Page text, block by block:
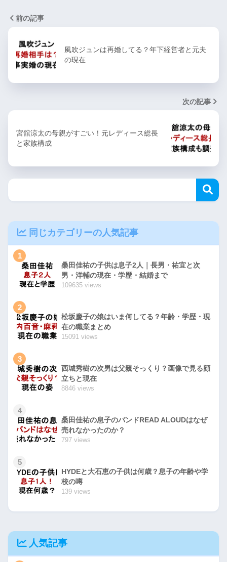
前の記事
風吹ジュンは再婚してる？年下経営者と元夫
の現在
次の記事
宮舘涼太の母親がすごい！元レディース総長
と家族構成
同じカテゴリーの人気記事
1
桑田佳祐の子供は息子2人｜長男・祐宜と次
男・洋輔の現在・学歴・結婚まで
109635 views
2
松坂慶子の娘はいま何してる？年齢・学歴・現
在の職業まとめ
15091 views
3
西城秀樹の次男は父親そっくり？画像で見る顔
立ちと現在
8846 views
4
桑田佳祐の息子のバンドREAD ALOUDはなぜ
売れなかったのか？
797 views
5
HYDEと大石恵の子供は何歳？息子の年齢や学
校の噂
139 views
人気記事